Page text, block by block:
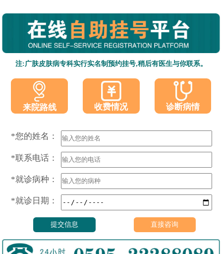
注:广肤皮肤病专科实行实名制预约挂号,稍后有医生与你联系。
来院路线 收费情况 诊断病情
*您的姓名：
*联系电话：
*就诊病种：
*就诊日期：